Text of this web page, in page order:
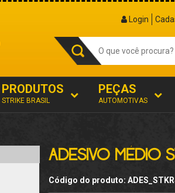
Login
PRODUTOS
STRIKE BRASIL
PEÇAS
AUTOMOTIVAS
ADESIVO MÉDIO
Código do produto: